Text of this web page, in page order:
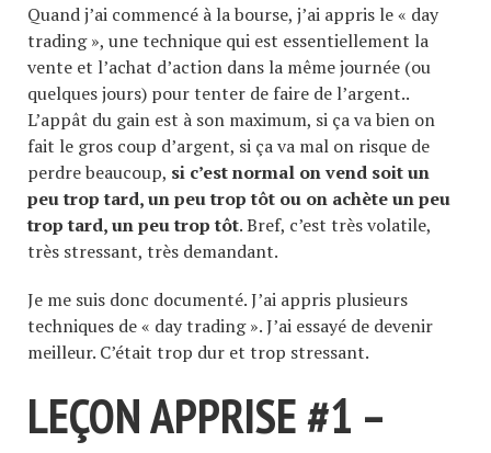
Quand j’ai commencé à la bourse, j’ai appris le « day
trading », une technique qui est essentiellement la
vente et l’achat d’action dans la même journée (ou
quelques jours) pour tenter de faire de l’argent..
L’appât du gain est à son maximum, si ça va bien on
fait le gros coup d’argent, si ça va mal on risque de
perdre beaucoup, si c’est normal on vend soit un
peu trop tard, un peu trop tôt ou on achète un peu
trop tard, un peu trop tôt. Bref, c’est très volatile,
très stressant, très demandant.
Je me suis donc documenté. J’ai appris plusieurs
techniques de « day trading ». J’ai essayé de devenir
meilleur. C’était trop dur et trop stressant.
LEÇON APPRISE #1 –